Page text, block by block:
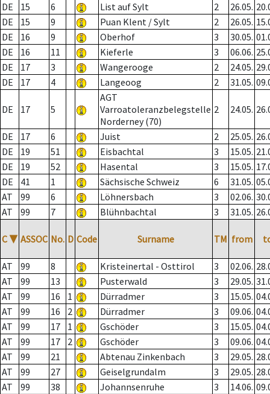
DE
15 6 List auf Sylt 2 26.05.
DE
15 9 Puan Klent / Sylt 2 26.05.
DE
16 9 Oberhof 3 30.05.
DE
16 11 Kieferle 3 06.06.
DE
17 3 Wangerooge 2 24.05.
DE
17 4 Langeoog 2 31.05.
DE 17 5
AGT
Varroatoleranzbelegstelle
Norderney (70)
2 24.05.
DE 17 6 Juist 2 25.05.
DE
19 51 Eisbachtal 3 15.05.
DE
19 52 Hasental 3 15.05.
DE
41 1 Sächsische Schweiz 6 31.05.
AT
99 6 Löhnersbach 3 02.06.
AT
99 7 Blühnbachtal 3 31.05.
C ▼ ASSOC No. D Code Surname TM from
AT 99 8 Kristeinertal - Osttirol 3 02.06.
AT
99 13 Pusterwald 3 29.05.
AT
99 16 1 Dürradmer 3 15.05.
AT
99 16 2 Dürradmer 3 09.06.
AT
99 17 1 Gschöder 3 15.05.
AT
99 17 2 Gschöder 3 09.06.
AT
99 21 Abtenau Zinkenbach 3 29.05.
AT
99 27 Geiselgrundalm 3 29.05.
AT
99 38 Johannsenruhe 3 14.06.